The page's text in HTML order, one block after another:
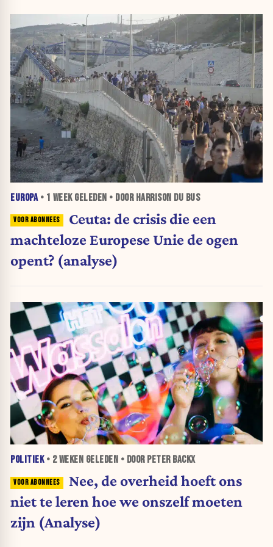
EUROPA• 1 WEEKGELEDEN • DOOR HARRISON DU BUS
Ceuta: de crisis die een
machteloze Europese Unie de ogen
opent? (analyse)
POLITIEK• 2 WEKEN GELEDEN • DOOR PETER BACKX
Nee, de overheid hoeft ons
niet te leren hoe we onszelf moeten
zijn (Analyse)